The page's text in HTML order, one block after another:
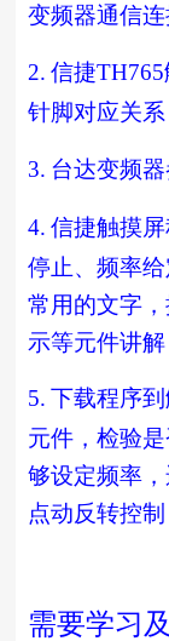
变频器通信
2. 信捷TH765
针脚对应关系
3. 台达变频
4. 信捷触摸
停止、频率
常用的文字
示等元件讲解
5. 下载程序
元件，检验
够设定频率
点动反转控制
需要学习